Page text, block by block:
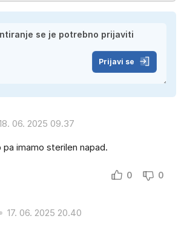
Prijavi se
06. 2025 09.37
pa imamo sterilen napad.
0 0
17. 06. 2025 20.40